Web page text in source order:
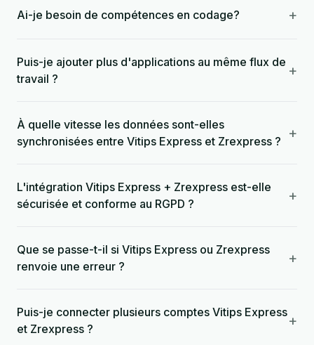
Ai-je besoin de compétences en codage? +
Puis-je ajouter plus d'applications au même flux de
travail ?
+
À quelle vitesse les données sont-elles
synchronisées entre Vitips Express et Zrexpress ?
+
L'intégration Vitips Express + Zrexpress est-elle
sécurisée et conforme au RGPD ?
+
Que se passe-t-il si Vitips Express ou Zrexpress
renvoie une erreur ?
+
Puis-je connecter plusieurs comptes Vitips Express
et Zrexpress ?
+